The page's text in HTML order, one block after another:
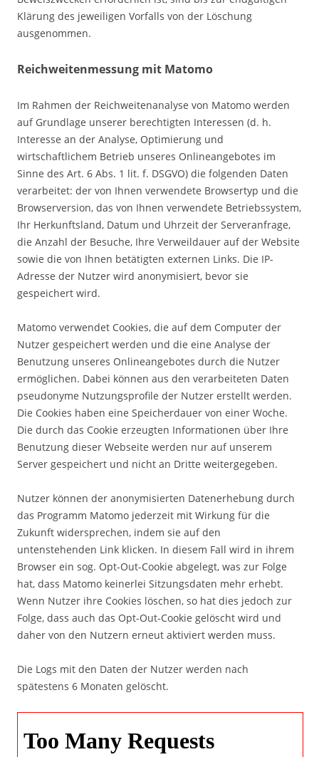
Klärung des jeweiligen Vorfalls von der Löschung
ausgenommen.
Reichweitenmessung mit Matomo
Im Rahmen der Reichweitenanalyse von Matomo werden
auf Grundlage unserer berechtigten Interessen (d. h.
Interesse an der Analyse, Optimierung und
wirtschaftlichem Betrieb unseres Onlineangebotes im
Sinne des Art. 6 Abs. 1 lit. f. DSGVO) die folgenden Daten
verarbeitet: der von Ihnen verwendete Browsertyp und die
Browserversion, das von Ihnen verwendete Betriebssystem,
Ihr Herkunftsland, Datum und Uhrzeit der Serveranfrage,
die Anzahl der Besuche, Ihre Verweildauer auf der Website
sowie die von Ihnen betätigten externen Links. Die IP-
Adresse der Nutzer wird anonymisiert, bevor sie
gespeichert wird.
Matomo verwendet Cookies, die auf dem Computer der
Nutzer gespeichert werden und die eine Analyse der
Benutzung unseres Onlineangebotes durch die Nutzer
ermöglichen. Dabei können aus den verarbeiteten Daten
pseudonyme Nutzungsprofile der Nutzer erstellt werden.
Die Cookies haben eine Speicherdauer von einer Woche.
Die durch das Cookie erzeugten Informationen über Ihre
Benutzung dieser Webseite werden nur auf unserem
Server gespeichert und nicht an Dritte weitergegeben.
Nutzer können der anonymisierten Datenerhebung durch
das Programm Matomo jederzeit mit Wirkung für die
Zukunft widersprechen, indem sie auf den
untenstehenden Link klicken. In diesem Fall wird in ihrem
Browser ein sog. Opt-Out-Cookie abgelegt, was zur Folge
hat, dass Matomo keinerlei Sitzungsdaten mehr erhebt.
Wenn Nutzer ihre Cookies löschen, so hat dies jedoch zur
Folge, dass auch das Opt-Out-Cookie gelöscht wird und
daher von den Nutzern erneut aktiviert werden muss.
Die Logs mit den Daten der Nutzer werden nach
spätestens 6 Monaten gelöscht.